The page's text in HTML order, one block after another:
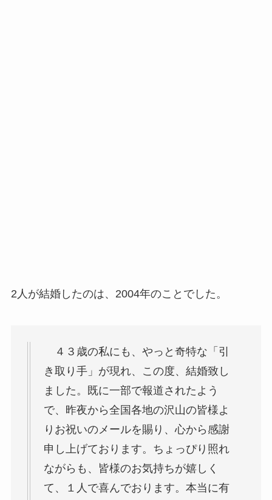
2人が結婚したのは、2004年のことでした。
４３歳の私にも、やっと奇特な「引
き取り手」が現れ、この度、結婚致し
ました。既に一部で報道されたよう
で、昨夜から全国各地の沢山の皆様よ
りお祝いのメールを賜り、心から感謝
申し上げております。ちょっぴり照れ
ながらも、皆様のお気持ちが嬉しく
て、１人で喜んでおります。本当に有